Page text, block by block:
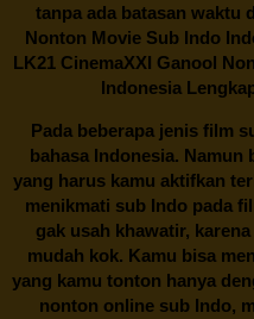
tanpa ada batasan waktu
Nonton Movie Sub Indo
LK21 CinemaXXI Ganool
Indonesia
Pada beberapa jenis film
bahasa Indonesia. Namun
yang harus kamu aktifkan
menikmati sub Indo pada
gak usah khawatir,
mudah kok. Kamu bisa
yang kamu tonton hanya
nonton online sub Indo,